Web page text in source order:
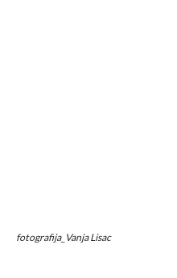
fotografija_Vanja Lisac